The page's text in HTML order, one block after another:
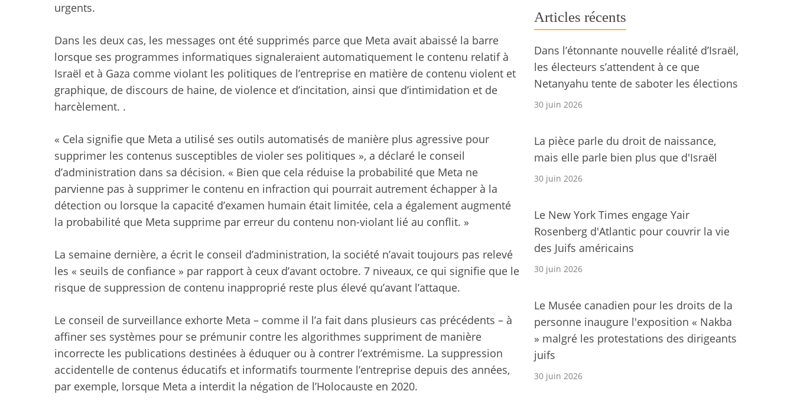
urgents.
Dans les deux cas, les messages ont été supprimés parce que Meta avait abaissé la barre
lorsque ses programmes informatiques signaleraient automatiquement le contenu relatif à
Israël et à Gaza comme violant les politiques de l’entreprise en matière de contenu violent et
graphique, de discours de haine, de violence et d’incitation, ainsi que d’intimidation et de
harcèlement. .
« Cela signifie que Meta a utilisé ses outils automatisés de manière plus agressive pour
supprimer les contenus susceptibles de violer ses politiques », a déclaré le conseil
d’administration dans sa décision. « Bien que cela réduise la probabilité que Meta ne
parvienne pas à supprimer le contenu en infraction qui pourrait autrement échapper à la
détection ou lorsque la capacité d’examen humain était limitée, cela a également augmenté
la probabilité que Meta supprime par erreur du contenu non-violant lié au conflit. »
La semaine dernière, a écrit le conseil d’administration, la société n’avait toujours pas relevé
les « seuils de confiance » par rapport à ceux d’avant octobre. 7 niveaux, ce qui signifie que le
risque de suppression de contenu inapproprié reste plus élevé qu’avant l’attaque.
Le conseil de surveillance exhorte Meta – comme il l’a fait dans plusieurs cas précédents – à
affiner ses systèmes pour se prémunir contre les algorithmes suppriment de manière
incorrecte les publications destinées à éduquer ou à contrer l’extrémisme. La suppression
accidentelle de contenus éducatifs et informatifs tourmente l’entreprise depuis des années,
par exemple, lorsque Meta a interdit la négation de l’Holocauste en 2020.
Articles récents
Dans l’étonnante nouvelle réalité d’Israël,
les électeurs s’attendent à ce que
Netanyahu tente de saboter les élections
30 juin 2026
La pièce parle du droit de naissance,
mais elle parle bien plus que d'Israël
30 juin 2026
Le New York Times engage Yair
Rosenberg d'Atlantic pour couvrir la vie
des Juifs américains
30 juin 2026
Le Musée canadien pour les droits de la
personne inaugure l'exposition « Nakba
» malgré les protestations des dirigeants
juifs
30 juin 2026